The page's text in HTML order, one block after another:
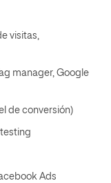
visitas,
manager, Google
de conversión)
Ads